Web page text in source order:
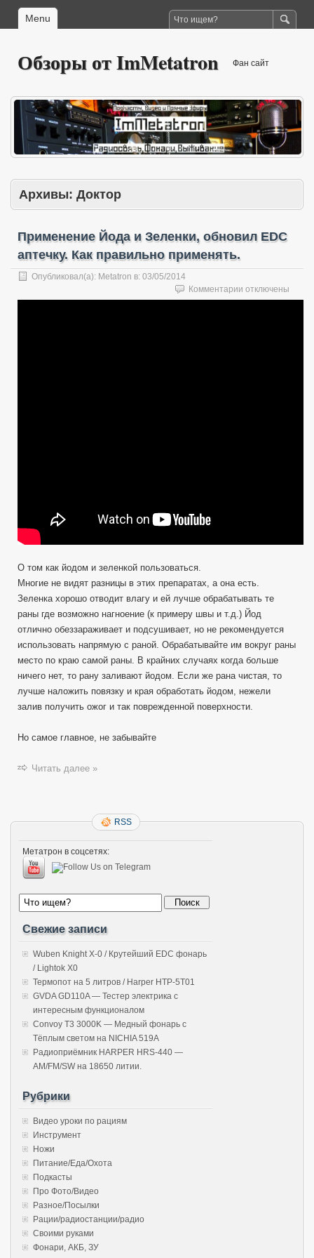
Menu
Обзоры от ImMetatron Фан сайт
Архивы: Доктор
Применение Йода и Зеленки, обновил EDC
аптечку. Как правильно применять.
Опубликовал(а): Metatron в: 03/05/2014
Комментарии к
записи
отключены
О том как йодом и зеленкой пользоваться.
Многие не видят разницы в этих препаратах, а она есть.
Зеленка хорошо отводит влагу и ей лучше обрабатывать те
раны где возможно нагноение (к примеру швы и т.д.) Йод
отлично обеззараживает и подсушивает, но не рекомендуется
использовать напрямую с раной. Обрабатывайте им вокруг раны
место по краю самой раны. В крайних случаях когда больше
ничего нет, то рану заливают йодом. Если же рана чистая, то
лучше наложить повязку и края обработать йодом, нежели
залив получить ожог и так поврежденной поверхности.
Но самое главное, не забывайте
Читать далее »
RSS
Метатрон в соцсетях:
Свежие записи
Wuben Knight X-0 / Крутейший EDC фонарь
/ Lightok X0
Термопот на 5 литров / Harper HTP-5T01
GVDA GD110A — Тестер электрика с
интересным функционалом
Convoy T3 3000K — Медный фонарь с
Тёплым светом на NICHIA 519A
Радиоприёмник HARPER HRS-440 —
AM/FM/SW на 18650 литии.
Рубрики
Видео уроки по рациям
Инструмент
Ножи
Питание/Еда/Охота
Подкасты
Про Фото/Видео
Разное/Посылки
Рации/радиостанции/радио
Своими руками
Фонари, АКБ, ЗУ